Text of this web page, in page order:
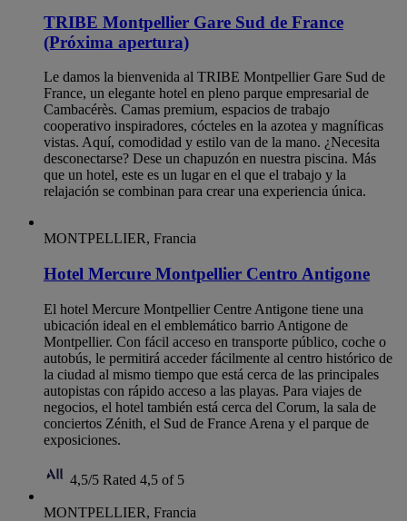
TRIBE Montpellier Gare Sud de France
(Próxima apertura)
Le damos la bienvenida al TRIBE Montpellier Gare Sud de
France, un elegante hotel en pleno parque empresarial de
Cambacérès. Camas premium, espacios de trabajo
cooperativo inspiradores, cócteles en la azotea y magníficas
vistas. Aquí, comodidad y estilo van de la mano. ¿Necesita
desconectarse? Dese un chapuzón en nuestra piscina. Más
que un hotel, este es un lugar en el que el trabajo y la
relajación se combinan para crear una experiencia única.
MONTPELLIER, Francia
Hotel Mercure Montpellier Centro Antigone
El hotel Mercure Montpellier Centre Antigone tiene una
ubicación ideal en el emblemático barrio Antigone de
Montpellier. Con fácil acceso en transporte público, coche o
autobús, le permitirá acceder fácilmente al centro histórico de
la ciudad al mismo tiempo que está cerca de las principales
autopistas con rápido acceso a las playas. Para viajes de
negocios, el hotel también está cerca del Corum, la sala de
conciertos Zénith, el Sud de France Arena y el parque de
exposiciones.
4,5/5 Rated 4,5 of 5
MONTPELLIER, Francia